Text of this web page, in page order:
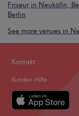
Friseur in Neukölln,
Berlin
See more venues in
Kontakt
Kunden-Hilfe